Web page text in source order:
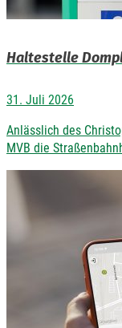
Haltestelle
31. Juli 2026
Anlässlich des
MVB die